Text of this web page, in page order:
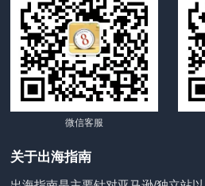
微信客服
关于出海指南